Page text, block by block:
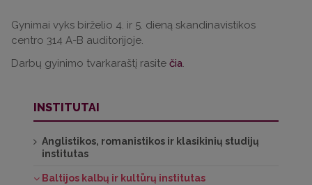
Gynimai vyks birželio 4. ir 5. dieną skandinavistikos
centro 314 A-B auditorijoje.
Darbų gyinimo tvarkaraštį rasite čia.
INSTITUTAI
Anglistikos, romanistikos ir klasikinių studijų
institutas
Baltijos kalbų ir kultūrų institutas